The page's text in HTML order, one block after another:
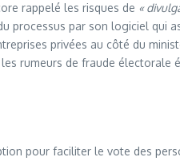
rappelé les risques de «
processus par son logiciel qui
privées au côté du
rumeurs de fraude
pour faciliter le vote des